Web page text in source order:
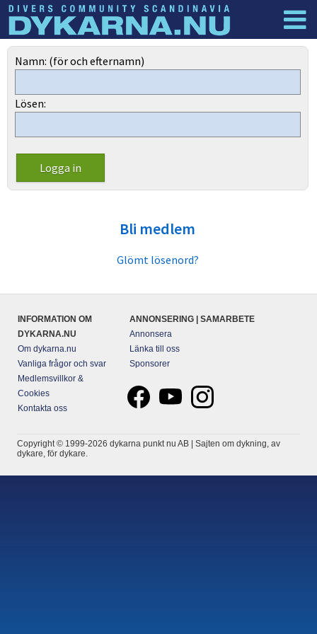
Dyknyheter
Namn: (för och efternamn)
Lösen:
Bli medlem
Glömt lösenord?
INFORMATION OM
DYKARNA.NU
Om dykarna.nu
Vanliga frågor och svar
Medlemsvillkor &
Cookies
Kontakta oss
ANNONSERING | SAMARBETE
Annonsera
Länka till oss
Sponsorer
Copyright © 1999-2026 dykarna punkt nu AB | Sajten om dykning, av
dykare, för dykare.